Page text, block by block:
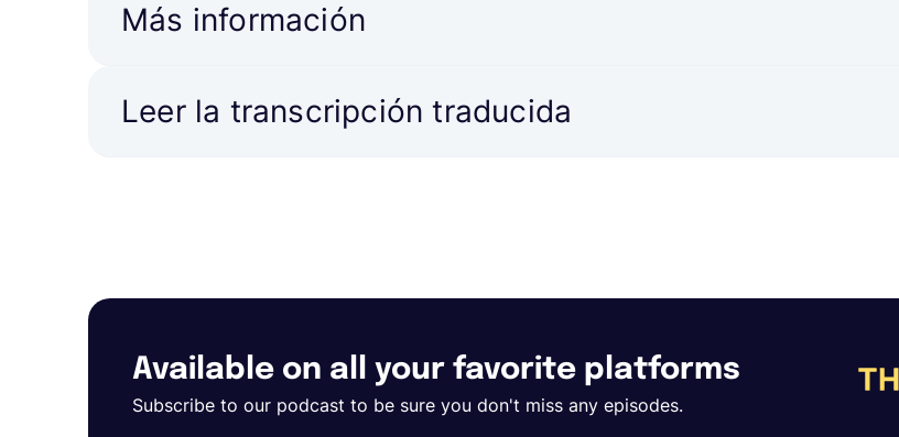
Más información
Leer la transcripción traducida
Available on all your favorite platforms
Subscribe to our podcast to be sure you don't miss any episodes.